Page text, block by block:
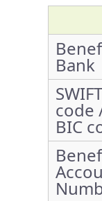
Bank
SWIFT
BIC